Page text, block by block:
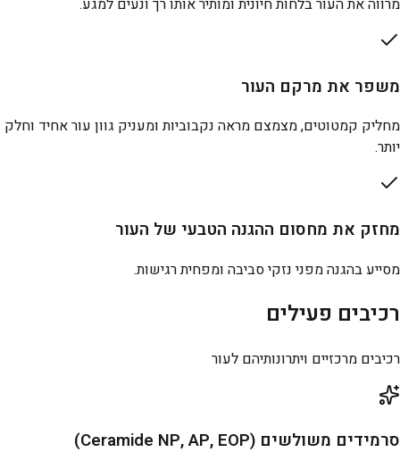
מרווה את העור בלחות חיונית ומותיר אותו רך ונעים למגע.
משפר את מרקם העור
מחליק קמטוטים, מצמצם מראה נקבוביות ומעניק גוון עור אחיד וחלק
יותר.
מחזק את מחסום ההגנה הטבעי של העור
מסייע בהגנה מפני נזקי סביבה ומפחית רגישות.
רכיבים פעילים
רכיבים מרכזיים ויתרונותיהם לעור
סרמידים משולשים (Ceramide NP, AP, EOP)